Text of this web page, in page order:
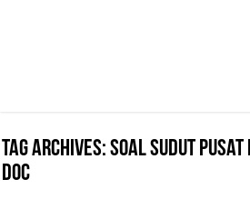
Tag Archives:soal sudut
doc